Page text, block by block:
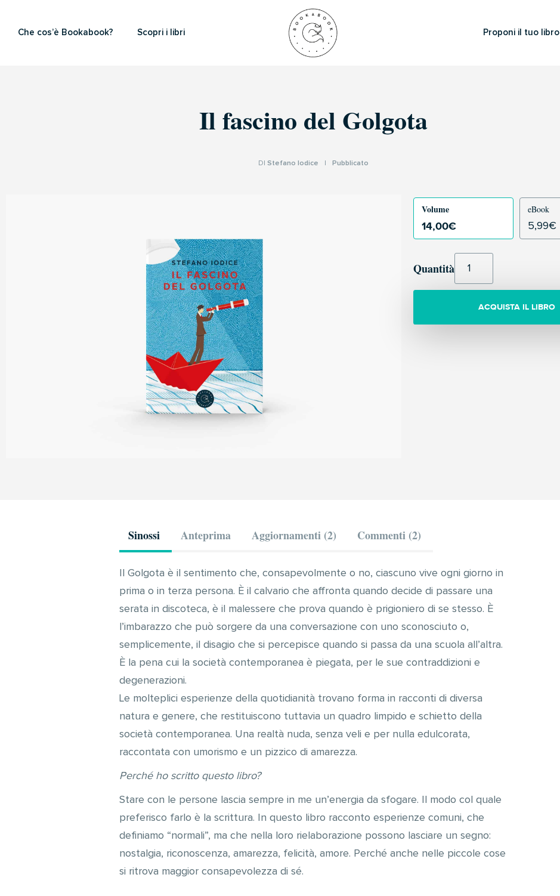
Che cos’è Bookabook? Scopri i libri Proponi il tuo libro
Il fascino del Golgota
DI Stefano Iodice Pubblicato
Volume
14,00€
eBook
5,99€
Quantità
ACQUISTA IL LIBRO
Sinossi Anteprima Aggiornamenti (2) Commenti (2)
Il Golgota è il sentimento che, consapevolmente o no, ciascuno vive ogni giorno in
prima o in terza persona. È il calvario che affronta quando decide di passare una
serata in discoteca, è il malessere che prova quando è prigioniero di se stesso. È
l’imbarazzo che può sorgere da una conversazione con uno sconosciuto o,
semplicemente, il disagio che si percepisce quando si passa da una scuola all’altra.
È la pena cui la società contemporanea è piegata, per le sue contraddizioni e
degenerazioni.
Le molteplici esperienze della quotidianità trovano forma in racconti di diversa
natura e genere, che restituiscono tuttavia un quadro limpido e schietto della
società contemporanea. Una realtà nuda, senza veli e per nulla edulcorata,
raccontata con umorismo e un pizzico di amarezza.
Perché ho scritto questo libro?
Stare con le persone lascia sempre in me un’energia da sfogare. Il modo col quale
preferisco farlo è la scrittura. In questo libro racconto esperienze comuni, che
definiamo “normali”, ma che nella loro rielaborazione possono lasciare un segno:
nostalgia, riconoscenza, amarezza, felicità, amore. Perché anche nelle piccole cose
si ritrova maggior consapevolezza di sé.